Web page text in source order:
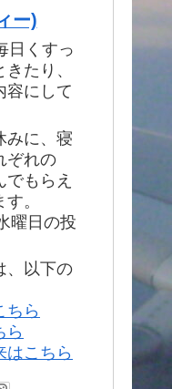
ー)
日くすっ
たり、
容にして
みに、寝
ぞれの
もらえ
。
曜日の投
、以下の
ちら
ら
はこちら